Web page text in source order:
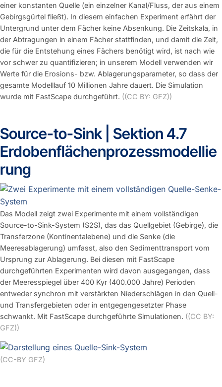
einer konstanten Quelle (ein einzelner Kanal/Fluss, der aus einem
Gebirgsgürtel fließt). In diesem einfachen Experiment erfährt der
Untergrund unter dem Fächer keine Absenkung. Die Zeitskala, in
der Abtragungen in einem Fächer stattfinden, und damit die Zeit,
die für die Entstehung eines Fächers benötigt wird, ist nach wie
vor schwer zu quantifizieren; in unserem Modell verwenden wir
Werte für die Erosions- bzw. Ablagerungsparameter, so dass der
gesamte Modelllauf 10 Millionen Jahre dauert. Die Simulation
wurde mit FastScape durchgeführt. ((CC BY: GFZ))
Source-to-Sink | Sektion 4.7
Erdobenflächenprozessmodellie
rung
Das Modell zeigt zwei Experimente mit einem vollständigen
Source-to-Sink-System (S2S), das das Quellgebiet (Gebirge), die
Transferzone (Kontinentalebene) und die Senke (die
Meeresablagerung) umfasst, also den Sedimenttransport vom
Ursprung zur Ablagerung. Bei diesen mit FastScape
durchgeführten Experimenten wird davon ausgegangen, dass
der Meeresspiegel über 400 Kyr (400.000 Jahre) Perioden
entweder synchron mit verstärkten Niederschlägen in den Quell-
und Transfergebieten oder in entgegengesetzter Phase
schwankt. Mit FastScape durchgeführte Simulationen. ((CC BY:
GFZ))
(CC-BY GFZ)